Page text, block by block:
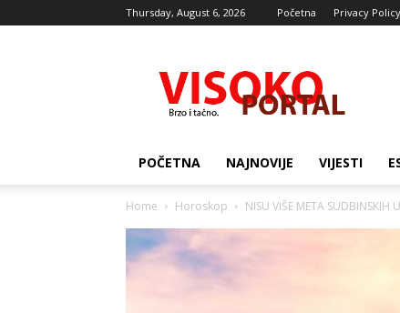
Thursday, August 6, 2026 Početna Privacy Policy
portal
POČETNA NAJNOVIJE VIJESTI
Home Horoskop NISU VIŠE META